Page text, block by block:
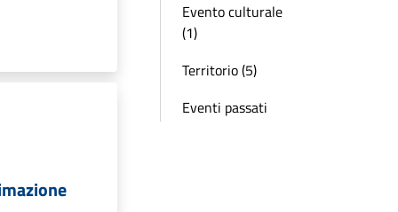
Evento culturale
(1)
Territorio (5)
Eventi passati